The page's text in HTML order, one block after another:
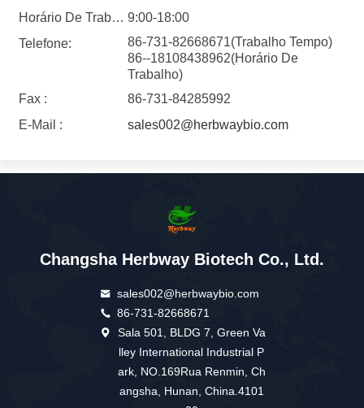
Horário De Trabalho 9:00-18:00
Telefone:
86-731-82668671(Trabalho Tempo)
86--18108438962(Horário De
Trabalho)
Fax :
86-731-84285992
E-Mail :
sales002@herbwaybio.com
Changsha Herbway Biotech Co., Ltd.
sales002@herbwaybio.com
86-731-82668671
Sala 501, BLDG 7, Green Va
lley International Industrial P
ark, NO.169Rua Renmin, Ch
angsha, Hunan, China.4101